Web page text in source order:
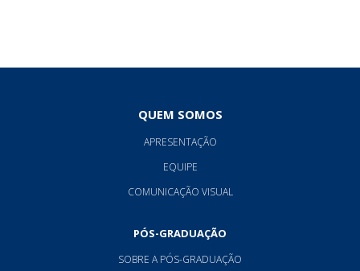
QUEM SOMOS
APRESENTAÇÃO
EQUIPE
COMUNICAÇÃO VISUAL
PÓS-GRADUAÇÃO
SOBRE A PÓS-GRADUAÇÃO